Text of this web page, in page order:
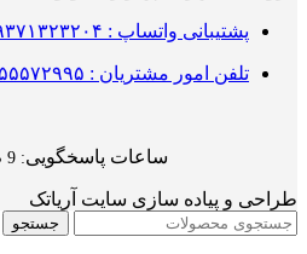
پشتیبانی واتساپ : ۰۹۳۷۱۳۲۳۲۰۴
تلفن امور مشتریان : ۰۲۱۵۵۵۷۲۹۹۵
ساعات پاسخگویی: 9 صبح تا 5 عصر
طراحی و پیاده سازی سایت آریاتک
جستجو